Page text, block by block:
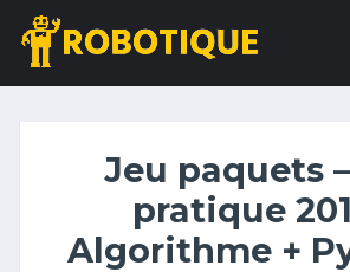
Jeu paquets
pratique
Algorithme +